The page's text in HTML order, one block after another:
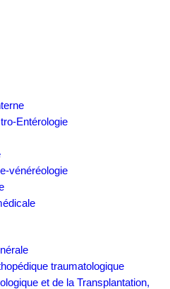
Entérologie
vénéréologie
traumatologique
et de la Transplantation,